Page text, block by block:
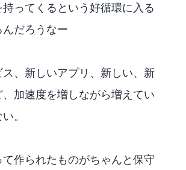
ってくるという好循環に入る
んだろうなー
、新しいアプリ、新しいAPI、新
、加速度を増しながら増えてい
。
作られたものがちゃんと保守